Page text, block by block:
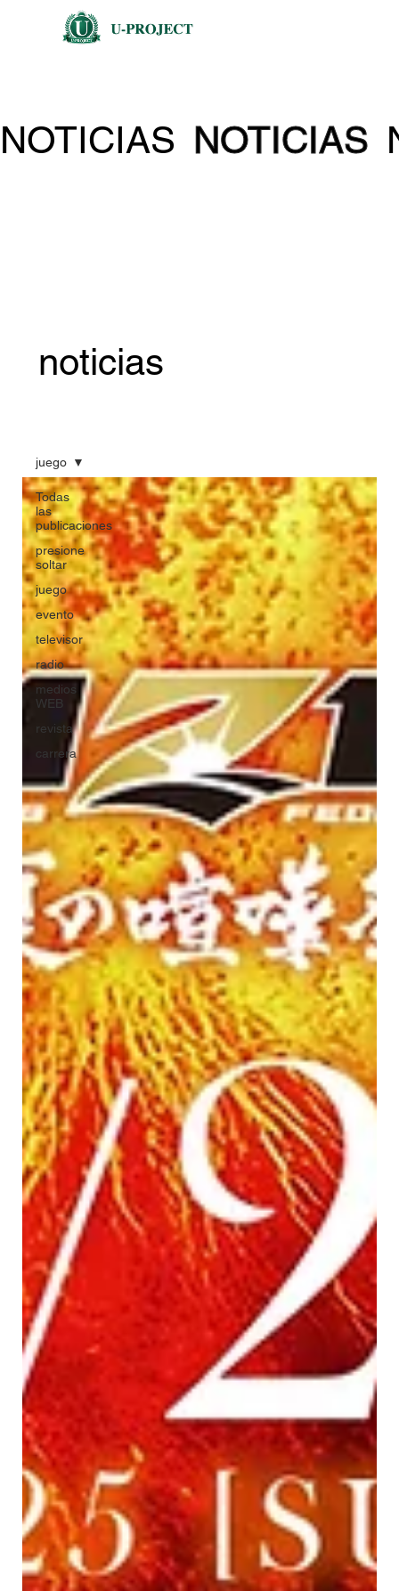
NOTICIAS NOTICIAS
noticias
Todas
las
publicaciones
presione
soltar
juego
evento
televisor
radio
medios
WEB
revista
carrera
juego